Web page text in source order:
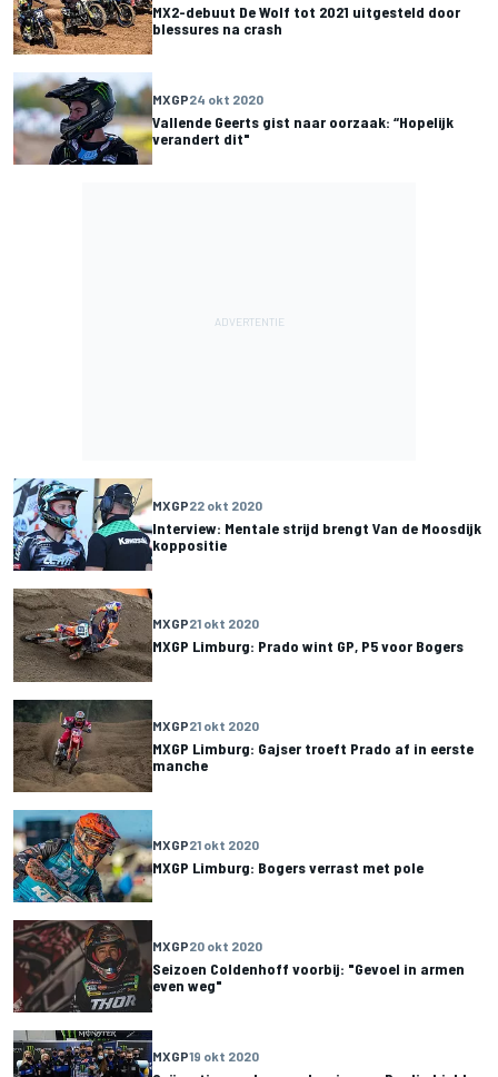
MX2-debuut De Wolf tot 2021 uitgesteld door
blessures na crash
MXGP24 okt 2020
Vallende Geerts gist naar oorzaak: “Hopelijk
verandert dit"
MXGP22 okt 2020
Interview: Mentale strijd brengt Van de Moosdijk
koppositie
MXGP21 okt 2020
MXGP Limburg: Prado wint GP, P5 voor Bogers
MXGP21 okt 2020
MXGP Limburg: Gajser troeft Prado af in eerste
manche
MXGP21 okt 2020
MXGP Limburg: Bogers verrast met pole
MXGP20 okt 2020
Seizoen Coldenhoff voorbij: "Gevoel in armen
even weg"
MXGP19 okt 2020